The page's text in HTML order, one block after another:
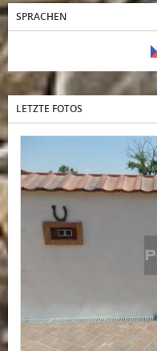
SPRACHEN
LETZTE FOTOS